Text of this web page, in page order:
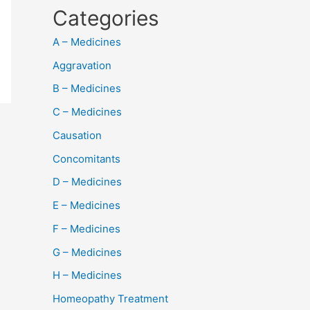
Categories
A – Medicines
Aggravation
B – Medicines
C – Medicines
Causation
Concomitants
D – Medicines
E – Medicines
F – Medicines
G – Medicines
H – Medicines
Homeopathy Treatment